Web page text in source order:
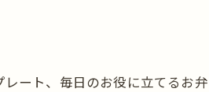
ート、毎日のお役に立てるお弁